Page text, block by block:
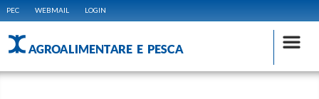
PEC WEBMAIL LOGIN
AGROALIMENTARE E PESCA